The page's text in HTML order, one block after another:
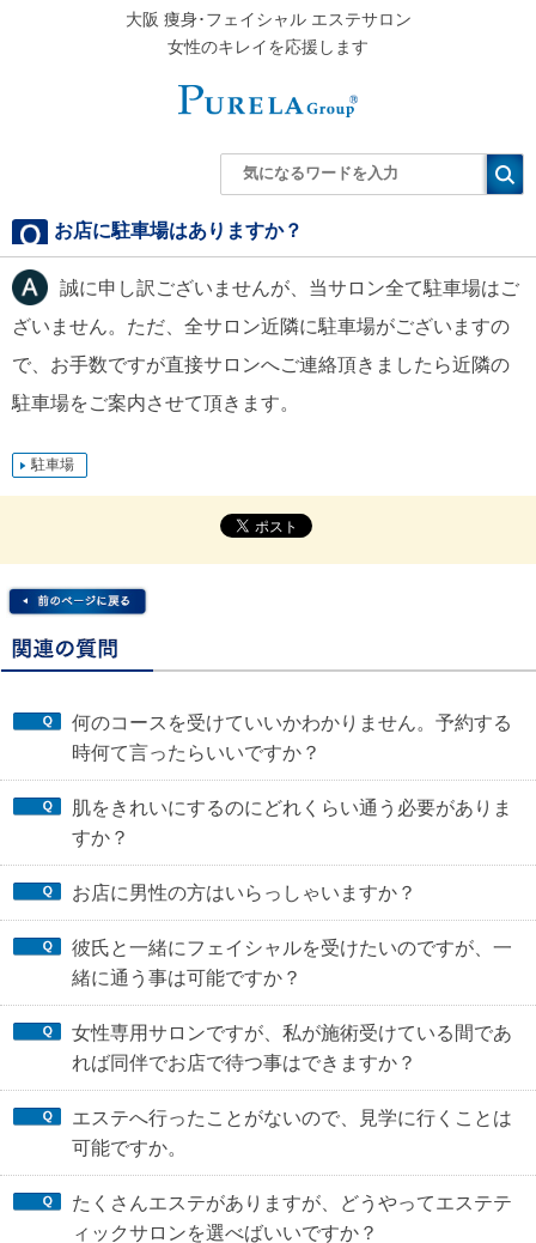
大阪 痩身･フェイシャル エステサロン
女性のキレイを応援します
お店に駐車場はありますか？
誠に申し訳ございませんが、当サロン全て駐車場はご
ざいません。ただ、全サロン近隣に駐車場がございますの
で、お手数ですが直接サロンへご連絡頂きましたら近隣の
駐車場をご案内させて頂きます。
駐車場
何のコースを受けていいかわかりません。予約する
時何て言ったらいいですか？
肌をきれいにするのにどれくらい通う必要がありま
すか？
お店に男性の方はいらっしゃいますか？
彼氏と一緒にフェイシャルを受けたいのですが、一
緒に通う事は可能ですか？
女性専用サロンですが、私が施術受けている間であ
れば同伴でお店で待つ事はできますか？
エステへ行ったことがないので、見学に行くことは
可能ですか。
たくさんエステがありますが、どうやってエステテ
ィックサロンを選べばいいですか？